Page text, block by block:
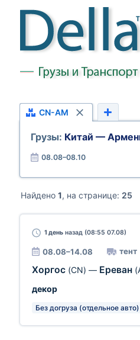
CN-AM
Грузы: Китай —
08.08–08.10
Найдено 1, на странице: 25
1 деньназад (08:55 07.08)
08.08–14.08 тент
Хоргос (CN) — Ереван
декор
Без догруза (отдельное авто)